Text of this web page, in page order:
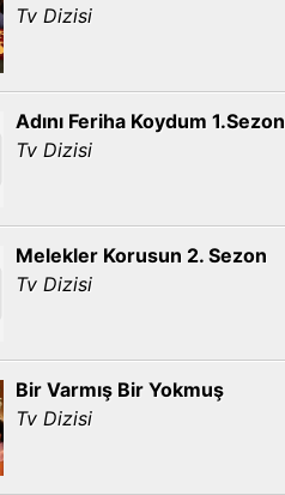
Tv Dizisi
Adını Feriha Koydum 1.Sezon
Tv Dizisi
Melekler Korusun 2. Sezon
Tv Dizisi
Bir Varmış Bir Yokmuş
Tv Dizisi